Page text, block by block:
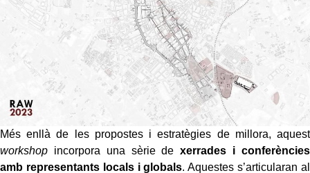
Més enllà de les propostes i estratègies de millora, aquest
workshop incorpora una sèrie dexerrades i conferències
amb representants locals i globals. Aquestes s’articularan al